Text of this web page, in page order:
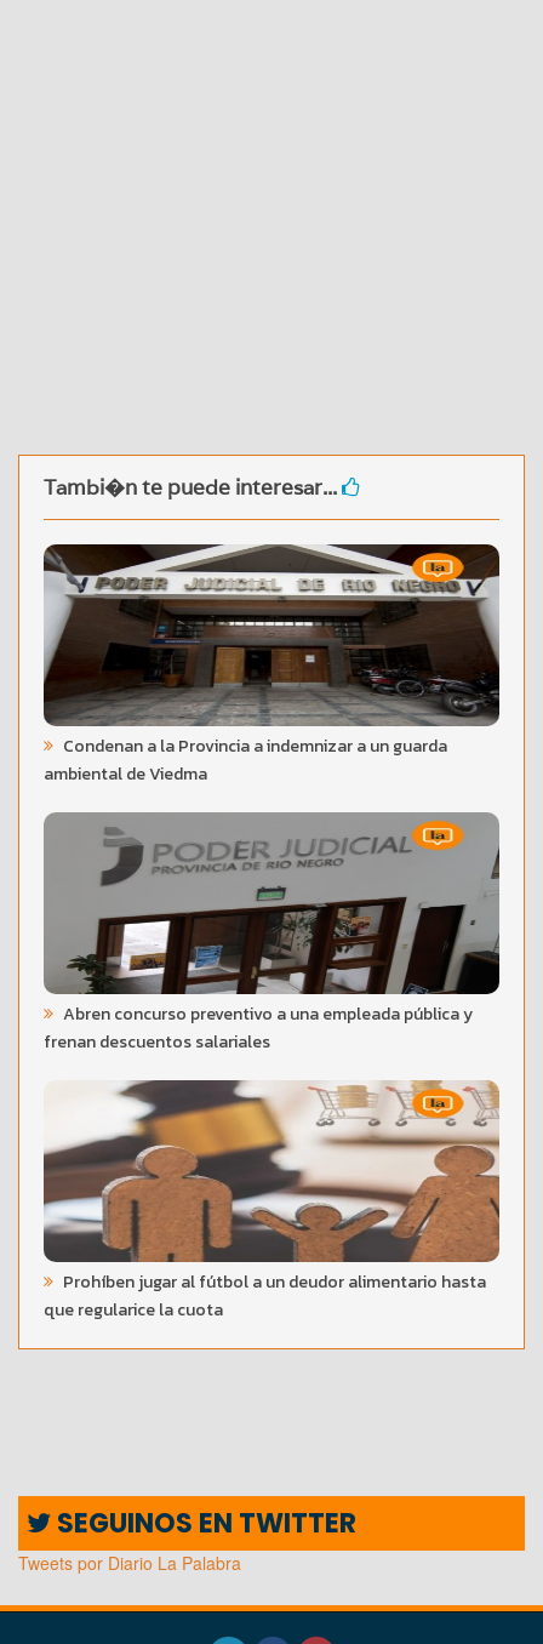
Tambi�n te puede interesar...
Condenan a la Provincia a indemnizar a un guarda
ambiental de Viedma
Abren concurso preventivo a una empleada pública y
frenan descuentos salariales
Prohíben jugar al fútbol a un deudor alimentario hasta
que regularice la cuota
SEGUINOS EN TWITTER
Tweets por Diario La Palabra